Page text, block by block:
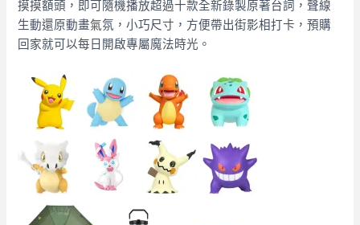
摸摸額頭，即可隨機播放超過十款全新錄製原著台詞，聲線
生動還原動畫氣氛，小巧尺寸，方便帶出街影相打卡，預購
回家就可以每日開啟專屬魔法時光。